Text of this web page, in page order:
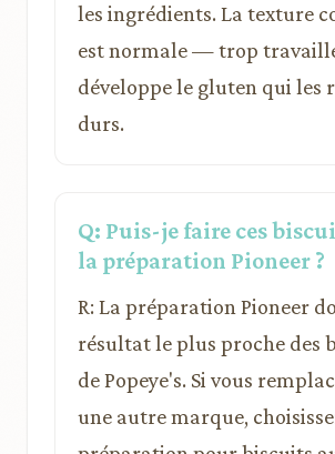
les ingrédients. La texture
est normale — trop
développe le gluten qui les
durs.
Q: Puis-je faire ces
la préparation Pioneer ?
R: La préparation Pioneer
résultat le plus proche des
de Popeye's. Si vous
une autre marque,